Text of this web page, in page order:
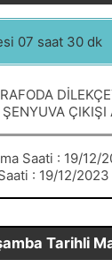
07 saat 30 dk
Saati : 19/12/
: 19/12/
Tarihli